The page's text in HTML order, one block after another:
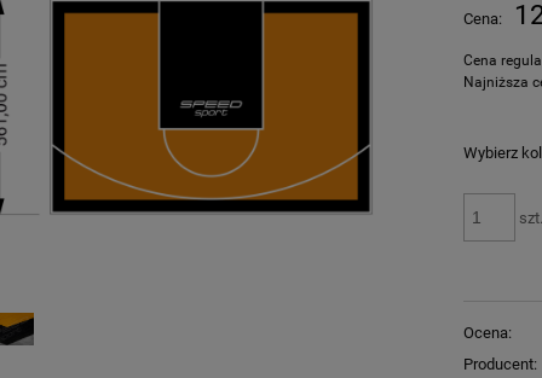
Cena:
Cena
Najniższa
Wybierz
Ocena:
Producent: